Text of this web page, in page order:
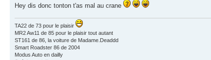
Hey dis donc tonton t'as mal au crane
TA22 de 73 pour le plaisir
MR2 Aw11 de 85 pour le plaisir tout autant
ST161 de 86, la voiture de Madame.Deaddd
Smart Roadster 86 de 2004
Modus Auto en dailly